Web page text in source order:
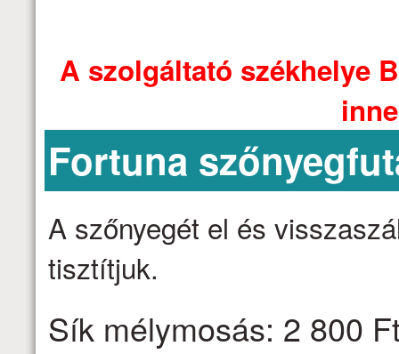
A szolgáltató székhelye
Fortuna
A szőnyegét el és
tisztítjuk.
Sík mélymosás: 2 800